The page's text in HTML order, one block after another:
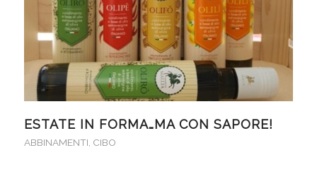
ESTATE IN FORMA…MA CON SAPORE!
ABBINAMENTI CIBO